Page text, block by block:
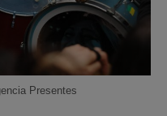
Presentes